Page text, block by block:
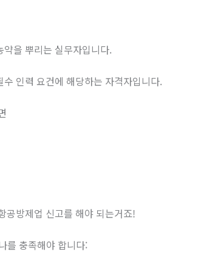
을 뿌리는 실무자입니다.
인력 요건에 해당하는 자격자입니다.
공방제업 신고를 해야 되는거죠!
를 충족해야 합니다: